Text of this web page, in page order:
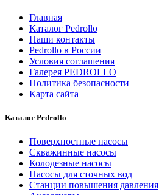
Главная
Каталог Pedrollo
Наши контакты
Pedrollo в России
Условия соглашения
Галерея PEDROLLO
Политика безопасности
Карта сайта
Каталог Pedrollo
Поверхностные насосы
Скважинные насосы
Колодезные насосы
Насосы для сточных вод
Станции повышения давления